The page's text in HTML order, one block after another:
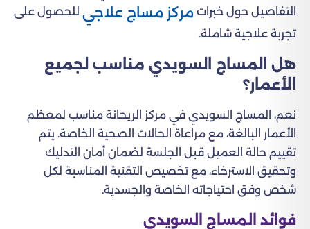
التفاصيل حول خبرات مركز مساج علاجي للحصول على
تجربة علاجية شاملة.
هل المساج السويدي مناسب لجميع
الأعمار؟
نعم، المساج السويدي في مركز الريحانة مناسب لمعظم
الأعمار البالغة، مع مراعاة الحالات الصحية الخاصة. يتم
تقييم حالة العميل قبل الجلسة لضمان أمان التدليك
وتحقيق الاسترخاء، مع تخصيص التقنية المناسبة لكل
شخص وفق احتياجاته الخاصة والجسدية.
فوائد المساج السويدي